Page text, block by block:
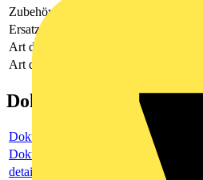
Zubehör
Ersatzteil
Art des elektrischen Zubehörs
Art des mechanischen Zubehörs
Dokumente
Dokument
Dokument
detail